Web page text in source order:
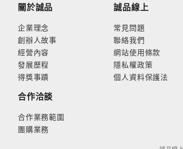
關於誠品
企業理念
創辦人故事
經營內容
發展歷程
得獎事蹟
合作洽談
合作業務範圍
團購業務
誠品線上
常見問題
聯絡我們
網站使用條款
隱私權政策
個人資料保護法